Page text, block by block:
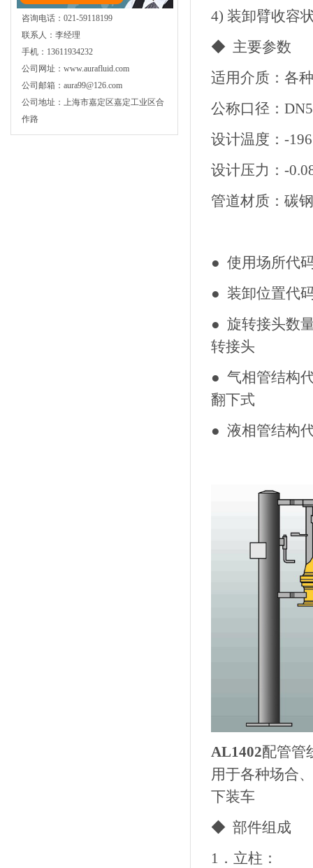
咨询电话：021-59118199
联系人：李经理
手机：13611934232
公司网址：www.aurafluid.com
公司邮箱：aura99@126.com
公司地址：上海市嘉定区嘉定工业区合
作路
4) 装卸臂收容
◆ 主要参数
适用介质：各
公称口径：
设计温度：-
设计压力：-
管道材质：
● 使用场所代
● 装卸位置代
● 旋转接头数
转接
● 气相管结构
翻下式
● 液相管结
AL1402配管管
用于各种场合
下装车
◆ 部件组成
1．立柱：